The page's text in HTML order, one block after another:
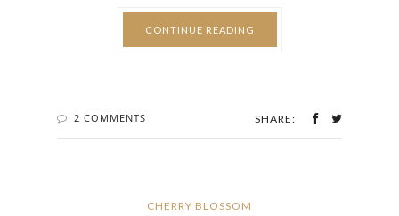
CONTINUE READING
2 COMMENTS SHARE:
CHERRY BLOSSOM